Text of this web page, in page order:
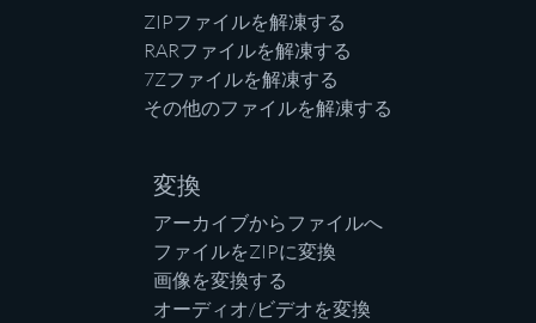
ZIPファイルを解凍する
RARファイルを解凍する
7Zファイルを解凍する
その他のファイルを解凍する
変換
アーカイブからファイルへ
ファイルをZIPに変換
画像を変換する
オーディオ/ビデオを変換